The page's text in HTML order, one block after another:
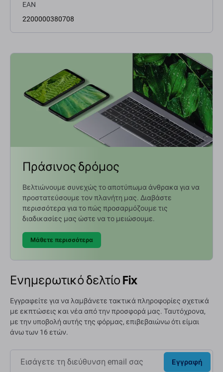
EAN
2200000380708
Πράσινος δρόμος
Βελτιώνουμε συνεχώς το αποτύπωμα άνθρακα για να
προστατεύσουμε τον πλανήτη μας. Διαβάστε
περισσότερα για το πώς προσαρμόζουμε τις
διαδικασίες μας ώστε να το μειώσουμε.
Μάθετε περισσότερα
Ενημερωτικό δελτίο Fix
Εγγραφείτε για να λαμβάνετε τακτικά πληροφορίες σχετικά
με εκπτώσεις και νέα από την προσφορά μας. Ταυτόχρονα,
με την υποβολή αυτής της φόρμας, επιβεβαιώνω ότι είμαι
άνω των 16 ετών.
Εγγραφή